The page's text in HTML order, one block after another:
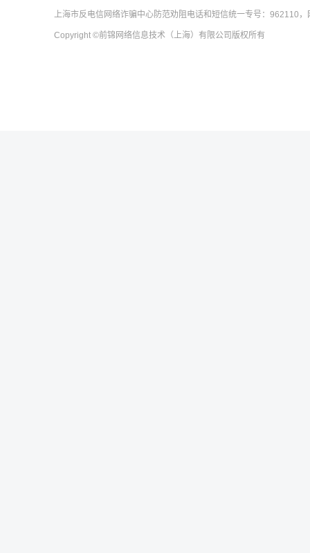
上海市反电信网络诈骗中心防范劝阻电话和短信统一专号：962110
Copyright ©前锦网络信息技术（上海）有限公司 版权所有